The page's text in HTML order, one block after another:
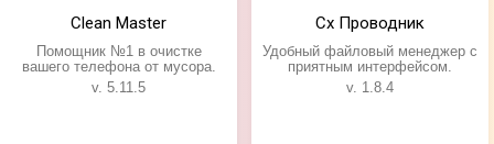
освобождения памяти, убрав не нужные на данные
момент файлы в облако, где они будут находиться
под надёжной защитой. А для большей защиты
вашей информации и материалов, получится
Clean Master
Помощник №1 в очистке
вашего телефона от мусора.
v. 5.11.5
Cx Проводник
Удобный файловый менеджер с
приятным интерфейсом.
v. 1.8.4